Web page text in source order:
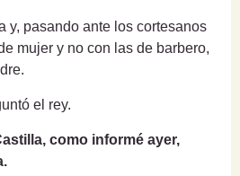
y, pasando ante los cortesanos
mujer y no con las de barbero,
el rey.
como informé ayer,